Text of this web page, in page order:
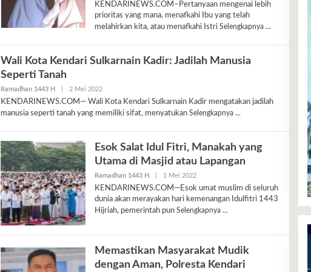
KENDARINEWS.COM–Pertanyaan mengenai lebih
prioritas yang mana, menafkahi Ibu yang telah
melahirkan kita, atau menafkahi Istri Selengkapnya
Wali Kota Kendari Sulkarnain Kadir: Jadilah Manusia
Seperti Tanah
Ramadhan 1443 H 2 Mei 2022Oleh
KENDARINEWS.COM— Wali Kota Kendari Sulkarnain Kadir mengatakan jadilah
manusia seperti tanah yang memiliki sifat, menyatukan Selengkapnya
Esok Salat Idul Fitri, Manakah yang
Utama di Masjid atau Lapangan
Ramadhan 1443 H 1 Mei 2022Oleh
KENDARINEWS.COM—Esok umat muslim di seluruh
dunia akan merayakan hari kemenangan Idulfitri 1443
Hijriah, pemerintah pun Selengkapnya
Memastikan Masyarakat Mudik
dengan Aman, Polresta Kendari